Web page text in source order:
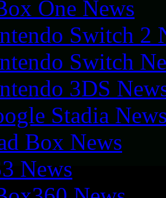
One News
Switch 2
Switch
3DS
Stadia
Box News
News